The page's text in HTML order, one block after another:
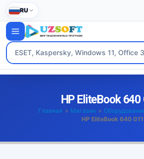
RU
HP EliteBook 640
Главная » Магазин »
HP EliteBook 640 G11